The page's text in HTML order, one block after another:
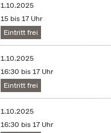
1.10.2025
15 bis 17 Uhr
Eintritt frei
1.10.2025
16:30 bis 17 Uhr
Eintritt frei
1.10.2025
16:30 bis 17 Uhr